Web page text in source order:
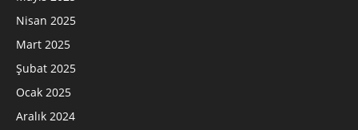
Nisan 2025
Mart 2025
Şubat 2025
Ocak 2025
Aralık 2024